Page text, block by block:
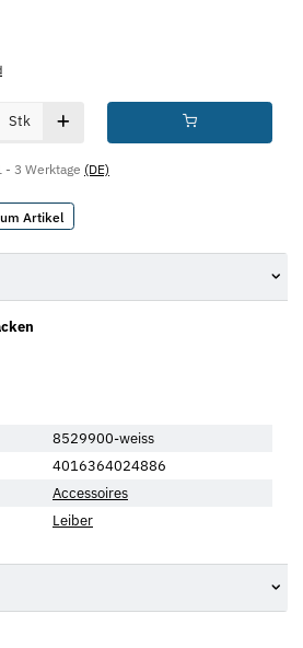
Stk
- 3 Werktage (DE)
Artikel
8529900-weiss
4016364024886
Accessoires
Leiber